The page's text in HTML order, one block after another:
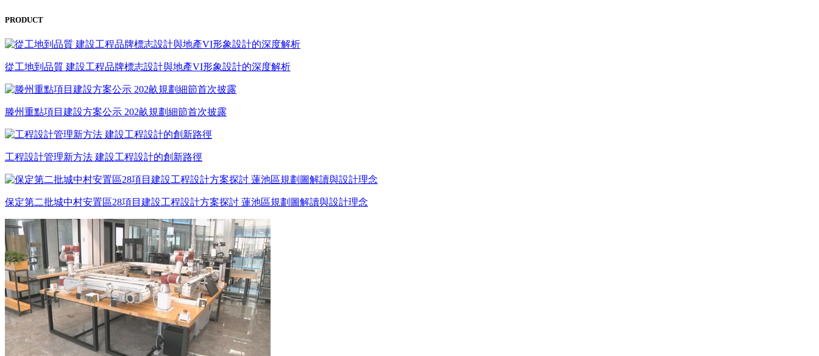
PRODUCT
從工地到品質 建設工程品牌標志設計與地產VI形象設計的深度解析
滕州重點項目建設方案公示 202畝規劃細節首次披露
工程設計管理新方法 建設工程設計的創新路徑
保定第二批城中村安置區28項目建設工程設計方案探討 蓮池區規劃圖解讀與設計理念